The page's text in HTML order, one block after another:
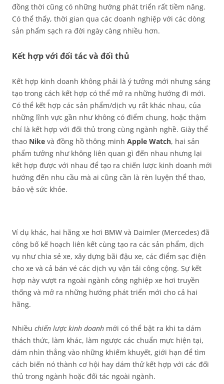
đồng thời cũng có những hướng phát triển rất tiềm năng.
Có thể thấy, thời gian qua các doanh nghiệp với các dòng
sản phẩm sạch ra đời ngày càng nhiều hơn.
Kết hợp với đối tác và đối thủ
Kết hợp kinh doanh không phải là ý tưởng mới nhưng sáng
tạo trong cách kết hợp có thể mở ra những hướng đi mới.
Có thể kết hợp các sản phẩm/dịch vụ rất khác nhau, của
những lĩnh vực gần như không có điểm chung, hoặc thậm
chí là kết hợp với đối thủ trong cùng ngành nghề. Giày thể
thao Nike và đồng hồ thông minh Apple Watch, hai sản
phẩm tưởng như không liên quan gì đến nhau nhưng lại
kết hợp được với nhau để tạo ra chiến lược kinh doanh mới
hướng đến nhu cầu mà ai cũng cần là rèn luyện thể thao,
bảo vệ sức khỏe.
Ví dụ khác, hai hãng xe hơi BMW và Daimler (Mercedes) đã
công bố kế hoạch liên kết cùng tạo ra các sản phẩm, dịch
vụ như chia sẻ xe, xây dựng bãi đậu xe, các điểm sạc điện
cho xe và cả bán vé các dịch vụ vận tải công cộng. Sự kết
hợp này vượt ra ngoài ngành công nghiệp xe hơi truyền
thống và mở ra những hướng phát triển mới cho cả hai
hãng.
Nhiều chiến lược kinh doanh mới có thể bật ra khi ta dám
thách thức, làm khác, làm ngược các chuẩn mực hiện tại,
dám nhìn thẳng vào những khiếm khuyết, giới hạn để tìm
cách biến nó thành cơ hội hay dám thử kết hợp với các đối
thủ trong ngành hoặc đối tác ngoài ngành.